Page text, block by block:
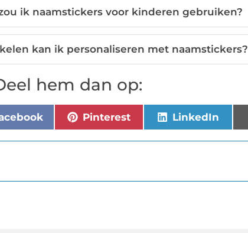
ik naamstickers voor kinderen gebruiken?
kan ik personaliseren met naamstickers?
hem dan op:
Pinterest LinkedIn